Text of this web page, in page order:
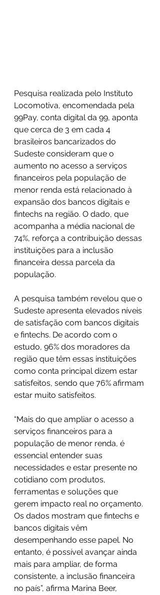
Pesquisa realizada pelo Instituto
Locomotiva, encomendada pela
99Pay, conta digital da 99, aponta
que cerca de 3 em cada 4
brasileiros bancarizados do
Sudeste consideram que o
aumento no acesso a serviços
financeiros pela população de
menor renda está relacionado à
expansão dos bancos digitais e
fintechs na região. O dado, que
acompanha a média nacional de
74%, reforça a contribuição dessas
instituições para a inclusão
financeira dessa parcela da
população.
A pesquisa também revelou que o
Sudeste apresenta elevados níveis
de satisfação com bancos digitais
e fintechs. De acordo com o
estudo, 96% dos moradores da
região que têm essas instituições
como conta principal dizem estar
satisfeitos, sendo que 76% afirmam
estar muito satisfeitos.
“Mais do que ampliar o acesso a
serviços financeiros para a
população de menor renda, é
essencial entender suas
necessidades e estar presente no
cotidiano com produtos,
ferramentas e soluções que
gerem impacto real no orçamento.
Os dados mostram que fintechs e
bancos digitais vêm
desempenhando esse papel. No
entanto, é possível avançar ainda
mais para ampliar, de forma
consistente, a inclusão financeira
no país”, afirma Marina Beer,